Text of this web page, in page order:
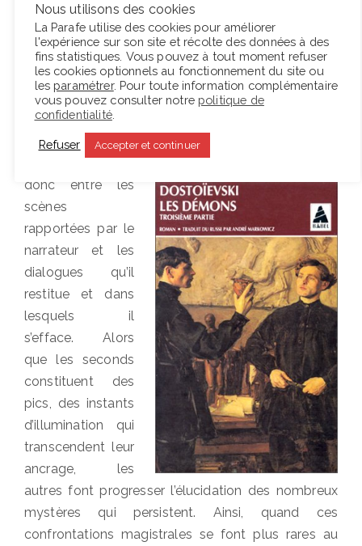
leurs idées, leurs rêves ou ce qui les torture et les
ronge. Si elle n’est pas cathartique, leur langue
n’échoue pas systématiquement à atteindre l’autre,
et ils parviennent la plupart du temps à se
comprendre malgré les ellipses, chargeant le
lecteur de délier lui-même leurs propos.
La lecture alterne
donc entre les
scènes
rapportées par le
narrateur et les
dialogues qu’il
restitue et dans
lesquels il
s’efface. Alors
que les seconds
constituent des
pics, des instants
d’illumination qui
transcendent leur
ancrage, les
autres font progresser l’élucidation des nombreux
mystères qui persistent. Ainsi, quand ces
confrontations magistrales se font plus rares au
Nous utilisons des cookies
La Parafe utilise des cookies pour améliorer
l'expérience sur son site et récolte des données à des
fins statistiques. Vous pouvez à tout moment refuser
les cookies optionnels au fonctionnement du site ou
les paramétrer. Pour toute information complémentaire
vous pouvez consulter notre politique de
confidentialité.
Refuser Accepter et continuer